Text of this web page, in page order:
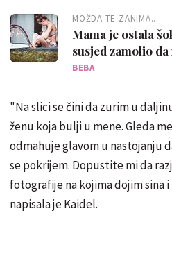
MOŽDA TE ZANIMA...
Mama je ostala
susjed zamolio
vrtu
BEBA
"Na slici se čini da zurim u
ženu koja bulji u mene. Gleda
odmahuje glavom u nastojanju
se pokrijem. Dopustite mi da
fotografije na kojima dojim sina
napisala je Kaidel.